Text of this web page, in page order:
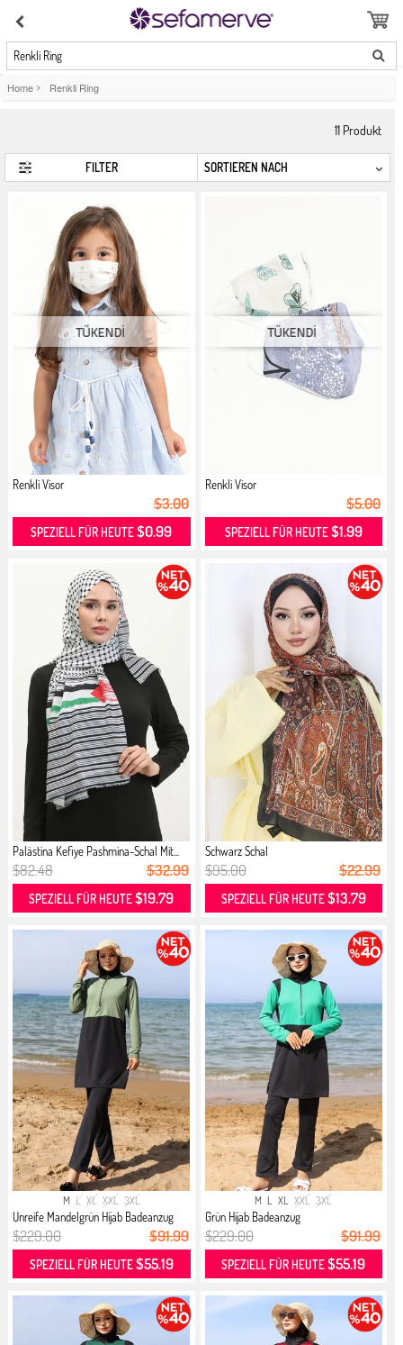
Renkli Ring
Home > Renkli Ring
11 Produkt
FILTER
Renkli Visor
$3.00
SPEZIELL FÜR HEUTE$0.99
Renkli Visor
$5.00
SPEZIELL FÜR HEUTE$1.99
Palästina Kefiye Pashmina-Schal Mit...
$82.48 $32.99
SPEZIELL FÜR HEUTE$19.79
Schwarz Schal
$95.00 $22.99
SPEZIELL FÜR HEUTE$13.79
M L XL XXL 3XL
Unreife Mandelgrün Hijab Badeanzug
$229.00 $91.99
SPEZIELL FÜR HEUTE$55.19
M L XL XXL 3XL
Grün Hijab Badeanzug
$229.00 $91.99
SPEZIELL FÜR HEUTE$55.19